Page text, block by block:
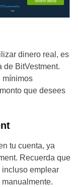
dinero real, es
de BitVestment.
mínimos
que desees
tu cuenta, ya
Recuerda que
incluso emplear
manualmente.